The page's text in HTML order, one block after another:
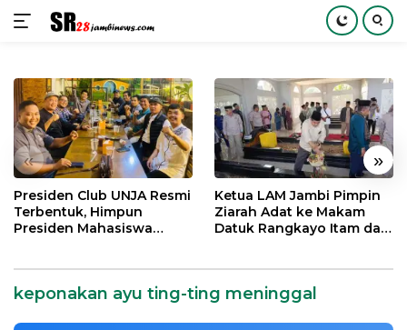
konten
« »
Presiden Club UNJA Resmi
Terbentuk, Himpun
Presiden Mahasiswa
Ketua LAM Jambi Pimpin
Ziarah Adat ke Makam
Datuk Rangkayo Itam dan
keponakan ayu ting-ting meninggal